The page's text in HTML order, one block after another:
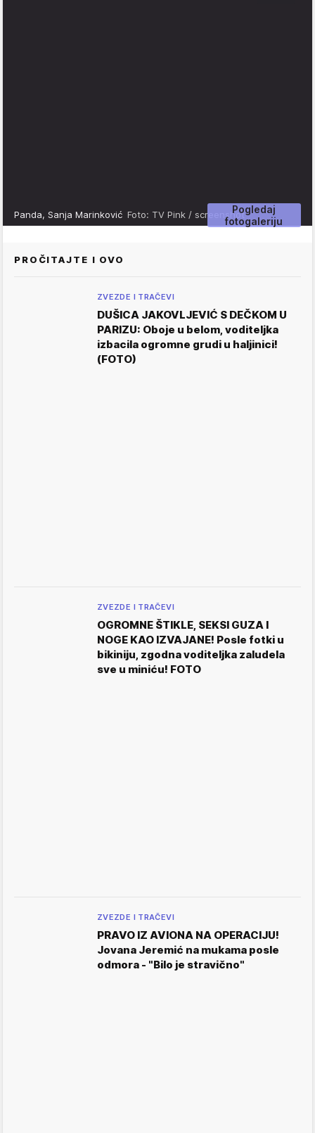
Pogledaj
fotogaleriju
Panda, Sanja Marinković Foto: TV Pink / screenshot
PROČITAJTE I OVO
ZVEZDE I TRAČEVI
DUŠICA JAKOVLJEVIĆ S DEČKOM U
PARIZU: Oboje u belom, voditeljka
izbacila ogromne grudi u haljinici!
(FOTO)
ZVEZDE I TRAČEVI
OGROMNE ŠTIKLE, SEKSI GUZA I
NOGE KAO IZVAJANE! Posle fotki u
bikiniju, zgodna voditeljka zaludela
sve u miniću! FOTO
ZVEZDE I TRAČEVI
PRAVO IZ AVIONA NA OPERACIJU!
Jovana Jeremić na mukama posle
odmora - "Bilo je stravično"